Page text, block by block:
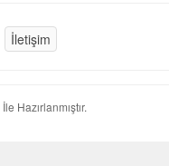
İletişim
İle Hazırlanmıştır.